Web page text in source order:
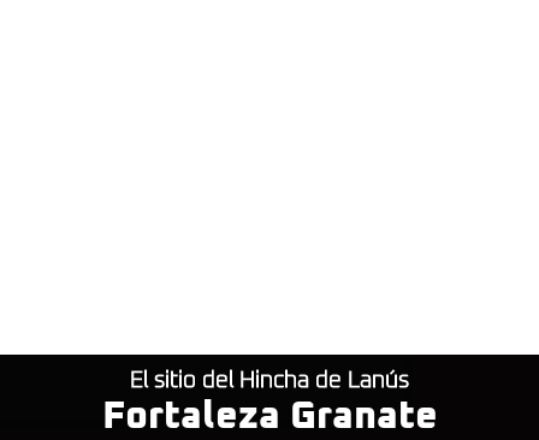
El sitio del Hincha de Lanús
Fortaleza Granate